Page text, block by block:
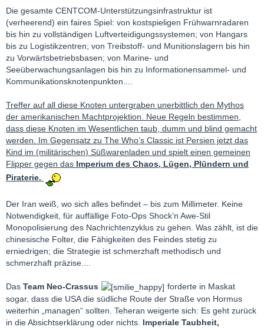
Die gesamte CENTCOM-Unterstützungsinfrastruktur ist
(verheerend) ein faires Spiel: von kostspieligen Frühwarnradaren
bis hin zu vollständigen Luftverteidigungssystemen; von Hangars
bis zu Logistikzentren; von Treibstoff- und Munitionslagern bis hin
zu Vorwärtsbetriebsbasen; von Marine- und
Seeüberwachungsanlagen bis hin zu Informationensammel- und
Kommunikationsknotenpunkten....
Treffer auf all diese Knoten untergraben unerbittlich den Mythos
der amerikanischen Machtprojektion. Neue Regeln bestimmen,
dass diese Knoten im Wesentlichen taub, dumm und blind gemacht
werden. Im Gegensatz zu The Who’s Classic ist Persien jetzt das
Kind im (militärischen) Süßwarenladen und spielt einen gemeinen
Flipper gegen das Imperium des Chaos, Lügen, Plündern und
Piraterie.
Der Iran weiß, wo sich alles befindet – bis zum Millimeter. Keine
Notwendigkeit, für auffällige Foto-Ops Shock’n Awe-Stil
Monopolisierung des Nachrichtenzyklus zu gehen. Was zählt, ist die
chinesische Folter, die Fähigkeiten des Feindes stetig zu
erniedrigen; die Strategie ist schmerzhaft methodisch und
schmerzhaft präzise....
Das Team Neo-Crassus
forderte in Maskat
sogar, dass die USA die südliche Route der Straße von Hormus
weiterhin „managen“ sollten. Teheran weigerte sich: Es geht zurück
in die Absichtserklärung oder nichts. Imperiale Taubheit,